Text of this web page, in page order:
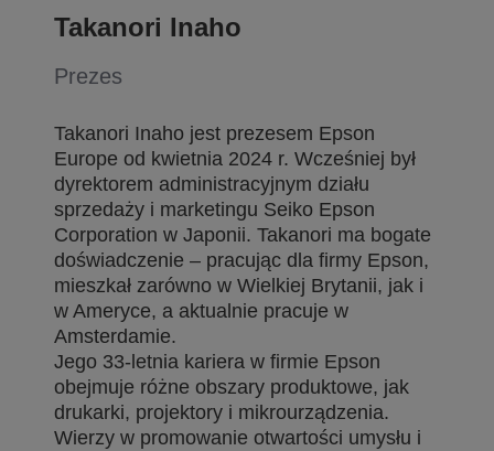
Takanori Inaho
Prezes
Takanori Inaho jest prezesem Epson
Europe od kwietnia 2024 r. Wcześniej był
dyrektorem administracyjnym działu
sprzedaży i marketingu Seiko Epson
Corporation w Japonii. Takanori ma bogate
doświadczenie – pracując dla firmy Epson,
mieszkał zarówno w Wielkiej Brytanii, jak i
w Ameryce, a aktualnie pracuje w
Amsterdamie.
Jego 33-letnia kariera w firmie Epson
obejmuje różne obszary produktowe, jak
drukarki, projektory i mikrourządzenia.
Wierzy w promowanie otwartości umysłu i